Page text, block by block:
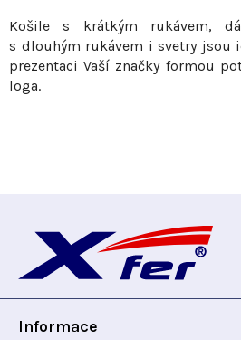
Košile s krátkým rukávem,
s dlouhým rukávem i svetry jsou
prezentaci Vaší značky formou
loga.
p
Informace